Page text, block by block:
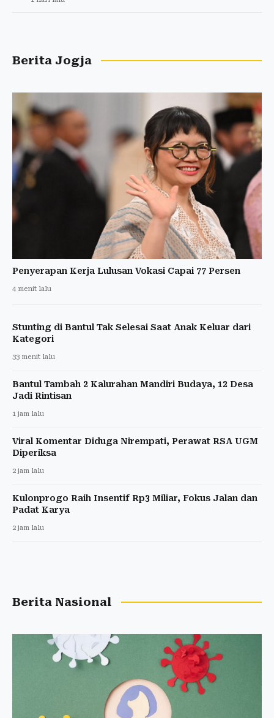
Berita Jogja
Penyerapan Kerja Lulusan Vokasi Capai 77 Persen
4 menit lalu
Stunting di Bantul Tak Selesai Saat Anak Keluar dari
Kategori
33 menit lalu
Bantul Tambah 2 Kalurahan Mandiri Budaya, 12 Desa
Jadi Rintisan
1 jam lalu
Viral Komentar Diduga Nirempati, Perawat RSA UGM
Diperiksa
2 jam lalu
Kulonprogo Raih Insentif Rp3 Miliar, Fokus Jalan dan
Padat Karya
2 jam lalu
Berita Nasional